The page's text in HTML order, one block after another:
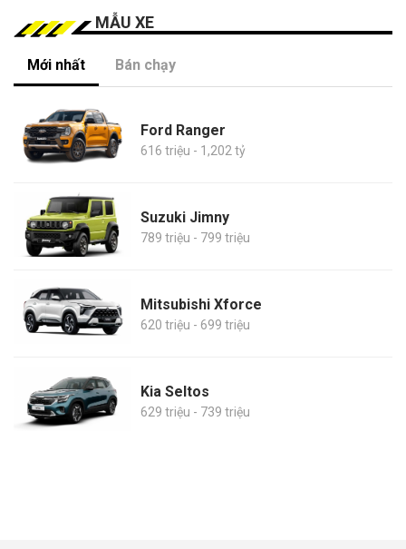
MẪU XE
Mới nhất Bán chạy
Ford Ranger
616 triệu - 1,202 tỷ
Suzuki Jimny
789 triệu - 799 triệu
Mitsubishi Xforce
620 triệu - 699 triệu
Kia Seltos
629 triệu - 739 triệu